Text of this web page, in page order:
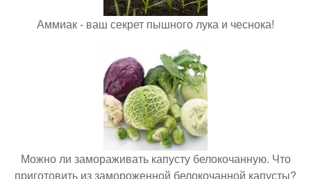
Аммиак - ваш секрет пышного лука и чеснока!
Можно ли замораживать капусту белокочанную. Что
приготовить из замороженной белокочанной капусты?